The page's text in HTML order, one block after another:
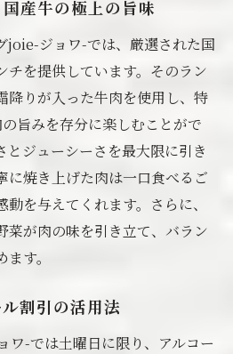
特別にするアルコールの選
ならではのサービス
ぴったりの焼肉メニュー
味しくなる食べ方
楽しむ地元の風景
蒲郡市でのスペシャルラン
のための事前準備
じる地元の味覚
ンチ体験の思い出作り
産牛の極上の旨味
joie-ジョワ-では、厳選された国
チを提供しています。そのラン
降りが入った牛肉を使用し、特
旨みを存分に楽しむことがで
とジューシーさを最大限に引き
に焼き上げた肉は一口食べるご
を与えてくれます。さらに、
菜が肉の味を引き立て、バラン
す。
割引の活用法
ワ-では土曜日に限り、アルコー